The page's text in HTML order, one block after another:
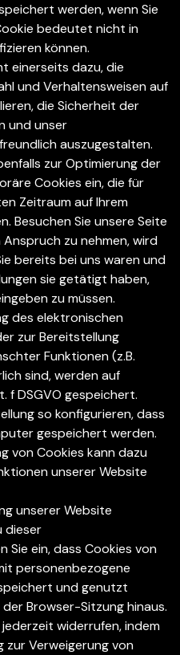
werden, wenn Sie
bedeutet nicht in
können.
einerseits dazu, die
und Verhaltensweisen auf
die Sicherheit der
und unser
auszugestalten.
zur Optimierung der
Cookies ein, die für
Zeitraum auf Ihrem
Besuchen Sie unsere Seite
zu nehmen, wird
bereits bei uns waren und
sie getätigt haben,
zu müssen.
des elektronischen
zur Bereitstellung
Funktionen (z.B.
sind, werden auf
f DSGVO gespeichert.
so konfigurieren, dass
gespeichert werden.
von Cookies kann dazu
unserer Website
unserer Website
dieser
Sie ein, dass Cookies von
personenbezogene
und genutzt
Browser-Sitzung hinaus.
jederzeit widerrufen, indem
zur Verweigerung von